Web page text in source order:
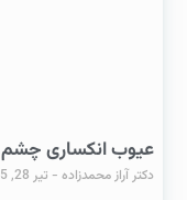
عیوب انکساری چشم
دکتر آراز محمدزاده تیر 28, 1405